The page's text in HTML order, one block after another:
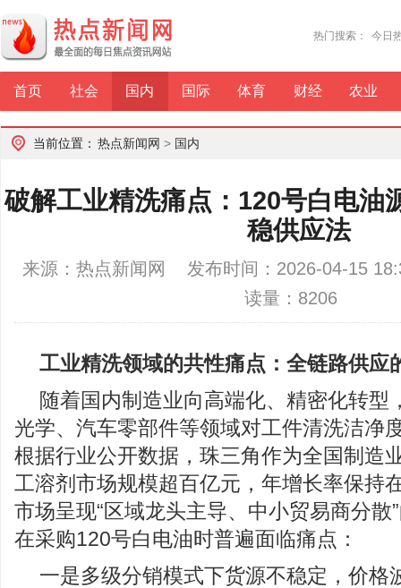
热门搜索： 今日
首页 社会 国内 国际 体育 财经 农业
当前位置： 热点新闻网 > 国内
破解工业精洗痛点：120号白电油
稳供应法
来源：热点新闻网 发布时间：2026-04-15
读量：8206
工业精洗领域的共性痛点：全链路供应
随着国内制造业向高端化、精密化转型
光学、汽车零部件等领域对工件清洗洁净
根据行业公开数据，珠三角作为全国制造
工溶剂市场规模超百亿元，年增长率保持
市场呈现“区域龙头主导、中小贸易商分散
在采购120号白电油时普遍面临痛点：
一是多级分销模式下货源不稳定，价格